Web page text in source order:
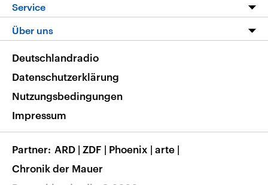
Nachrichtenleicht
Neue Beiträge auf dlf.de
Podcasts
Deutschlandfunk App
Nachrichten App
Frequenzen
Service
FAQ
Veranstaltungen
Musikliste
RSS
Über uns
Barrierefreiheit
Deutschlandradio
Datenschutzerklärung
Nutzungsbedingungen
Impressum
Partner ARD | ZDF | Phoenix | arte |
Chronik der Mauer